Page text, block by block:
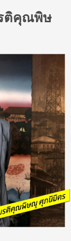
ติคุณพิษ